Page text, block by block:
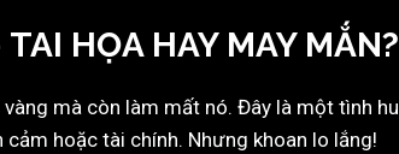
HỌA HAY MAY MẮN?
mà còn làm mất nó. Đây là một tình
hoặc tài chính. Nhưng khoan lo lắng!